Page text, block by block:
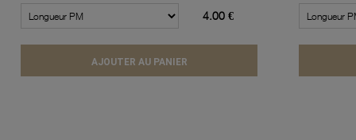
4.00 €
AJOUTER AU PANIER